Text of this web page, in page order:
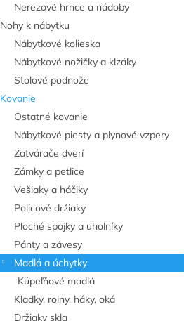
Nerezové hrnce a nádoby
Nohy k nábytku
Nábytkové kolieska
Nábytkové nožičky a klzáky
Stolové podnože
Kovanie
Ostatné kovanie
Nábytkové piesty a plynové vzpery
Zatvárače dverí
Zámky a petlice
Vešiaky a háčiky
Policové držiaky
Ploché spojky a uholníky
Pánty a závesy
Madlá a úchytky
Kúpeľňové madlá
Kladky, rolny, háky, oká
Držiaky skla